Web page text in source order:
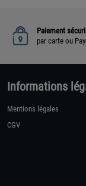
Paiement
par carte ou
Informations
Mentions légales
CGV